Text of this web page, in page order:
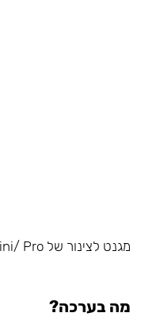
מגנט לצינור של Hoob Mars/Mini/ Pro
מה בערכה?